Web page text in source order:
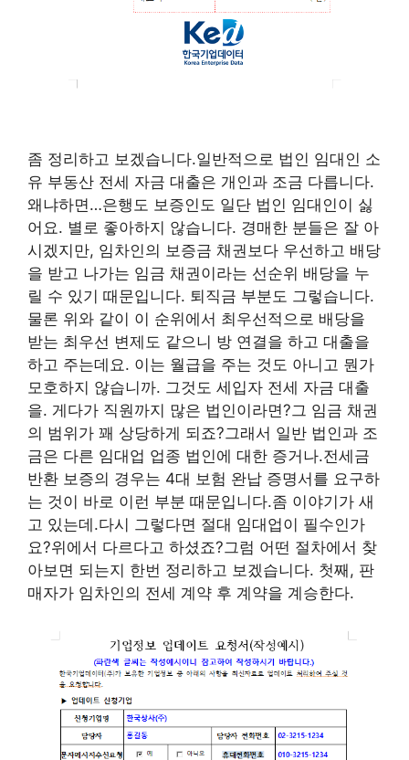
좀 정리하고 보겠습니다.일반적으로 법인 임대인 소
유 부동산 전세 자금 대출은 개인과 조금 다릅니다.
왜냐하면…은행도 보증인도 일단 법인 임대인이 싫
어요. 별로 좋아하지 않습니다. 경매한 분들은 잘 아
시겠지만, 임차인의 보증금 채권보다 우선하고 배당
을 받고 나가는 임금 채권이라는 선순위 배당을 누
릴 수 있기 때문입니다. 퇴직금 부분도 그렇습니다.
물론 위와 같이 이 순위에서 최우선적으로 배당을
받는 최우선 변제도 같으니 방 연결을 하고 대출을
하고 주는데요. 이는 월급을 주는 것도 아니고 뭔가
모호하지 않습니까. 그것도 세입자 전세 자금 대출
을. 게다가 직원까지 많은 법인이라면?그 임금 채권
의 범위가 꽤 상당하게 되죠?그래서 일반 법인과 조
금은 다른 임대업 업종 법인에 대한 증거나.전세금
반환 보증의 경우는 4대 보험 완납 증명서를 요구하
는 것이 바로 이런 부분 때문입니다.좀 이야기가 새
고 있는데.다시 그렇다면 절대 임대업이 필수인가
요?위에서 다르다고 하셨죠?그럼 어떤 절차에서 찾
아보면 되는지 한번 정리하고 보겠습니다. 첫째, 판
매자가 임차인의 전세 계약 후 계약을 계승한다.